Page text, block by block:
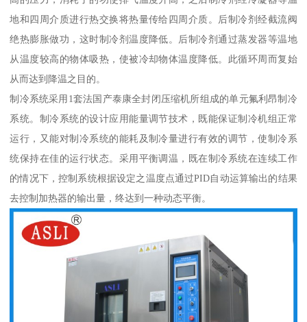
地和四周介质进行热交换将热量传给四周介质。后制冷剂经截流阀
绝热膨胀做功，这时制冷剂温度降低。后制冷剂通过蒸发器等温地
从温度较高的物体吸热，使被冷却物体温度降低。此循环周而复始
从而达到降温之目的。
制冷系统采用1套法国产泰康全封闭压缩机所组成的单元氟利昂制冷
系统。制冷系统的设计应用能量调节技术，既能保证制冷机组正常
运行，又能对制冷系统的能耗及制冷量进行有效的调节，使制冷系
统保持在佳的运行状态。采用平衡调温，既在制冷系统在连续工作
的情况下，控制系统根据设定之温度点通过PID自动运算输出的结果
去控制加热器的输出量，终达到一种动态平衡。